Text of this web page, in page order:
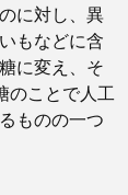
に対し、異
もなどに含
に変え、そ
のことで人工
ものの一つ